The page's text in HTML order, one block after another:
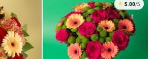
5.00/5